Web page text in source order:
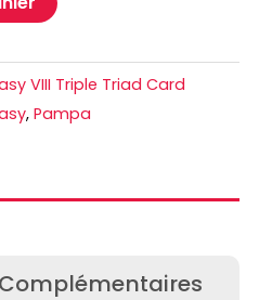
VIII Triple Triad Card
, Pampa